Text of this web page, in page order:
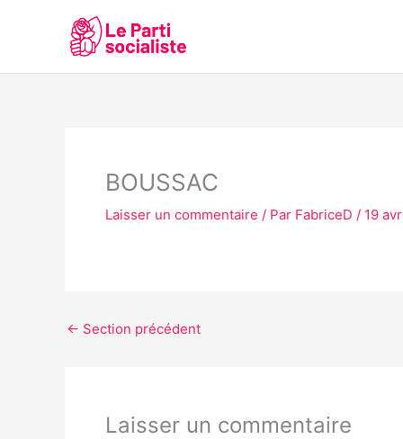
BOUSSAC
Laisser un commentaire / Par FabriceD / 19
← Section précédent
Laisser un commentaire